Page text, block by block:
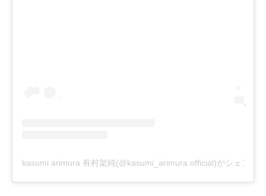
kasumi arimura 有村架純(@kasumi_arimura.official)がシェアし